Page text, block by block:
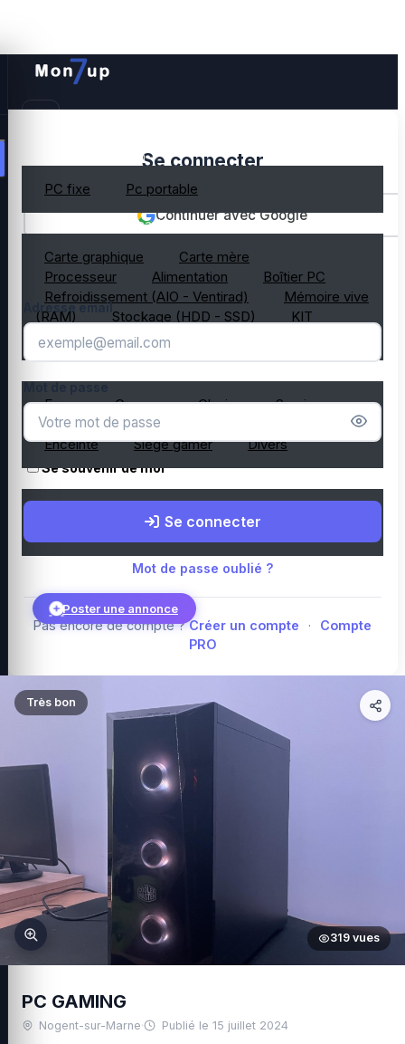
PC gamer occasion
PC fixe Pc portable
Composant PC occasion
Carte graphique
Carte mère
Processeur
Alimentation
Boîtier PC
Refroidissement (AIO - Ventirad)
Mémoire vive
(RAM)
Stockage (HDD - SSD)
KIT
composant PC gamer
Ecran Casque Clavier
Souris
Microphone
Webcam
Enceinte
Siège gamer Divers
Top PC gamer : Intel / AMD
Composants PC gamer
Poster une annonce
Connexion
Se connecter
Continuer avec Google
OU
Adresse email
Se souvenir de moi
Se connecter
Mot de passe oublié ?
Pas encore de compte ? Créer un compte ·
Compte
PRO
Très bon
319 vues
PC GAMING
Nogent-sur-Marne· Publié le 15 juillet 2024